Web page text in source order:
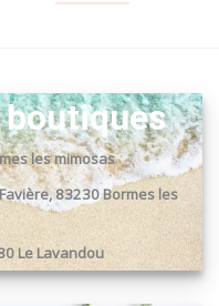
les mimosas
83230 Bormes les
Le Lavandou